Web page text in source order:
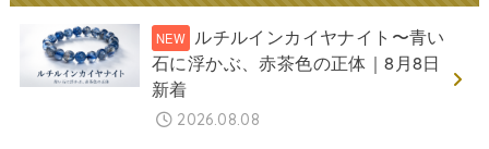
ルチルインカイヤナイト〜青い
石に浮かぶ、赤茶色の正体｜8月8日
新着
2026.08.08